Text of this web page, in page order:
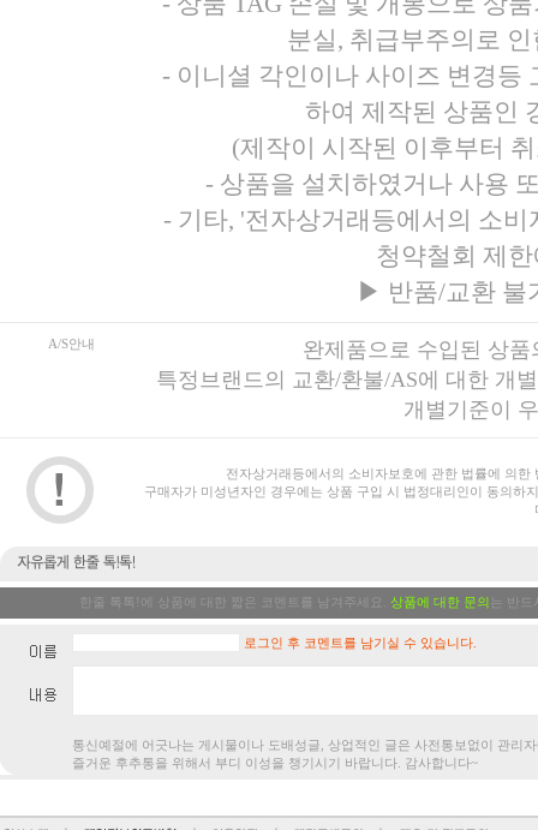
분실, 취급부주의로
- 이니셜 각인이나 사이즈 변경등
하여 제작된 상품인
(제작이 시작된 이후부터
- 상품을 설치하였거나 사용
- 기타, '전자상거래등에서의 소
청약철회 제
▶ 반품/교환 불
A/S안내
완제품으로 수입된 상
특정브랜드의 교환/환불/AS에 대한 개
개별기준이
전자상거래등에서의 소비자보호에 관한 법률에 의
구매자가 미성년자인 경우에는 상품 구입 시 법정대리인이 동의하
한줄 톡톡!에 상품에 대한 짧은 코멘트를 남겨주세요. 상품에 대한 문의 는 반드
로그인 후 코멘트를 남기실 수 있습니다.
통신예절에 어긋나는 게시물이나 도배성글, 상업적인 글은 사전통
즐거운 후추통을 위해서 부디 이성을 챙기시기 바랍니다. 감사합니다~